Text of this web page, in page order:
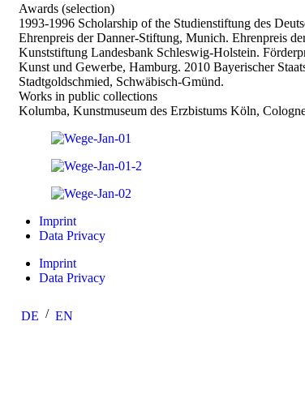
Awards (selection)
1993-1996 Scholarship of the Studienstiftung des
Ehrenpreis der Danner-Stiftung, Munich. Ehrenpreis
Kunststiftung Landesbank Schleswig-Holstein.
Kunst und Gewerbe, Hamburg. 2010 Bayerischer
Stadtgoldschmied, Schwäbisch-Gmünd.
Works in public collections
Kolumba, Kunstmuseum des Erzbistums Köln,
Imprint
Data Privacy
Imprint
Data Privacy
DE EN